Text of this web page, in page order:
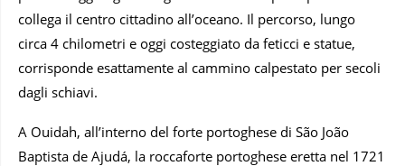
collega il centro cittadino all’oceano. Il percorso, lungo
circa 4 chilometri e oggi costeggiato da feticci e statue,
corrisponde esattamente al cammino calpestato per secoli
dagli schiavi.
A Ouidah, all’interno del forte portoghese di São João
Baptista de Ajudá, la roccaforte portoghese eretta nel 1721